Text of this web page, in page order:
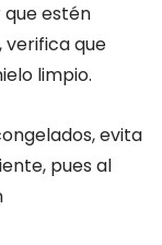
estén
que
limpio.
evita
pues al